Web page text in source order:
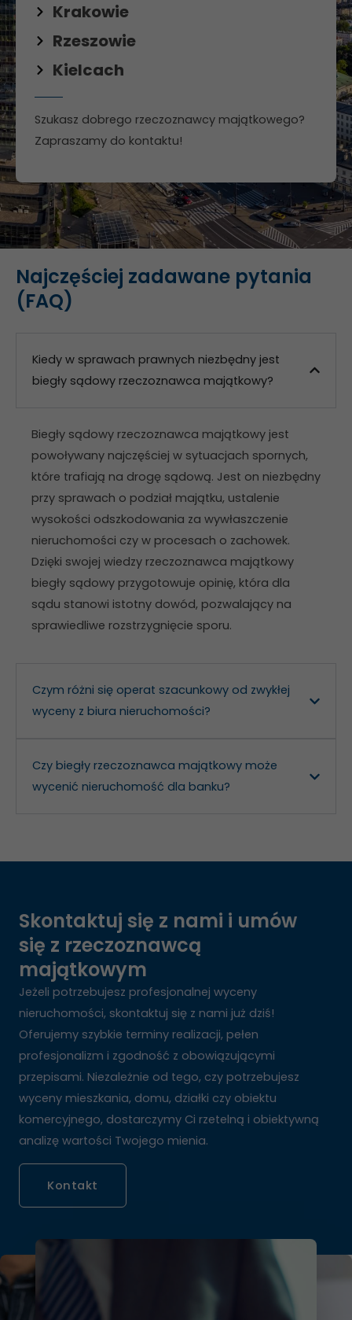
Krakowie
Rzeszowie
Kielcach
Szukasz dobrego rzeczoznawcy majątkowego?
Zapraszamy do kontaktu!
Najczęściej zadawane pytania
(FAQ)
Kiedy w sprawach prawnych niezbędny jest
biegły sądowy rzeczoznawca majątkowy?
Biegły sądowy rzeczoznawca majątkowy jest
powoływany najczęściej w sytuacjach spornych,
które trafiają na drogę sądową. Jest on niezbędny
przy sprawach o podział majątku, ustalenie
wysokości odszkodowania za wywłaszczenie
nieruchomości czy w procesach o zachowek.
Dzięki swojej wiedzy rzeczoznawca majątkowy
biegły sądowy przygotowuje opinię, która dla
sądu stanowi istotny dowód, pozwalający na
sprawiedliwe rozstrzygnięcie sporu.
Czym różni się operat szacunkowy od zwykłej
wyceny z biura nieruchomości?
Czy biegły rzeczoznawca majątkowy może
wycenić nieruchomość dla banku?
Skontaktuj się z nami i umów
się z rzeczoznawcą
majątkowym
Jeżeli potrzebujesz profesjonalnej wyceny
nieruchomości, skontaktuj się z nami już dziś!
Oferujemy szybkie terminy realizacji, pełen
profesjonalizm i zgodność z obowiązującymi
przepisami. Niezależnie od tego, czy potrzebujesz
wyceny mieszkania, domu, działki czy obiektu
komercyjnego, dostarczymy Ci rzetelną i obiektywną
analizę wartości Twojego mienia.
Kontakt
internetowej,
używana.
Doświadczenie
strona
twojego
przejścia na nią.
niektóre funkcje
znikną ze strony
internetowej.
Marketing
Udostępniając
swoje
zainteresowania i
zachowania
podczas
odwiedzania naszej
strony, zwiększasz
treści i ofert.